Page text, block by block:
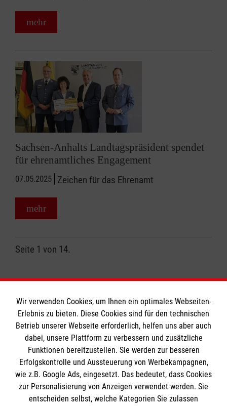
mehr
Sachsen-Anhalts Landtagspräsident spendet
für ehrenamtliches Engagement
07.05.2025 Zeichen für das Ehrenamt
mehr
Seite 1 von 14.
1 2 3 14 nächste
Informationen
Wir verwenden Cookies, um Ihnen ein optimales Webseiten-
Erlebnis zu bieten. Diese Cookies sind für den technischen
Betrieb unserer Webseite erforderlich, helfen uns aber auch
dabei, unsere Plattform zu verbessern und zusätzliche
Funktionen bereitzustellen. Sie werden zur besseren
Erfolgskontrolle und Aussteuerung von Werbekampagnen,
wie z.B. Google Ads, eingesetzt. Das bedeutet, dass Cookies
zur Personalisierung von Anzeigen verwendet werden. Sie
entscheiden selbst, welche Kategorien Sie zulassen